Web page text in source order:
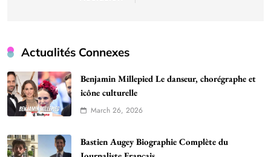
Actualités Connexes
Benjamin Millepied Le danseur, chorégraphe et
icône culturelle
March 26, 2026
Bastien Augey Biographie Complète du